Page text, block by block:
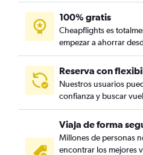
100% gratis
Cheapflights es
empezar a ahorrar
Reserva con
Nuestros usuarios
confianza y buscar
Viaja de forma
Millones de personas
encontrar los mejores